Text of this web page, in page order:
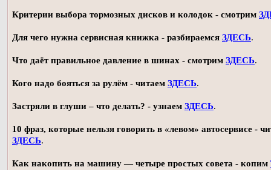
Критерии выбора тормозных дисков и колодок - смотрим
Для чего нужна сервисная книжка - разбираемся ЗДЕСЬ.
Что даёт правильное давление в шинах - смотрим ЗДЕСЬ.
Кого надо бояться за рулём - читаем ЗДЕСЬ.
Застряли в глуши – что делать? - узнаем ЗДЕСЬ.
10 фраз, которые нельзя говорить в «левом» автосервисе -
ЗДЕСЬ.
Как накопить на машину — четыре простых совета - копим